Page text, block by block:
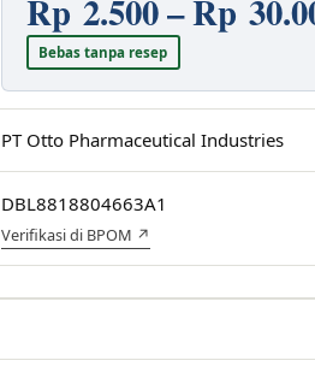
Rp 2.500 – Rp
Bebas tanpa resep
PT Otto Pharmaceutical Industries
DBL8818804663A1
Verifikasi di BPOM ↗